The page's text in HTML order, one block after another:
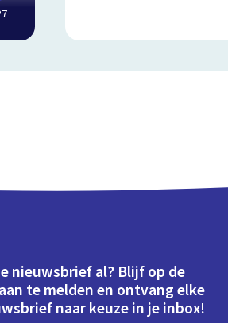
nieuwsbrief al? Blijf op de
te melden en ontvang elke
naar keuze in je inbox!